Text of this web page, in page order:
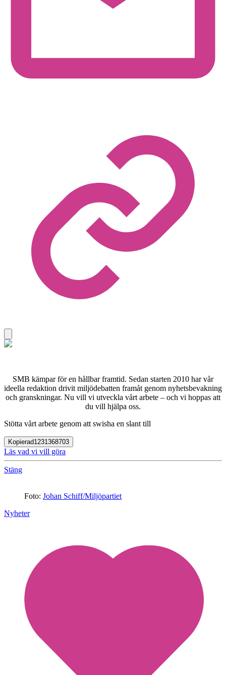
SMB kämpar för en hållbar framtid. Sedan starten 2010 har vår
ideella redaktion drivit miljödebatten framåt genom nyhetsbevakning
och granskningar. Nu vill vi utveckla vårt arbete – och vi hoppas att
du vill hjälpa oss.
Stötta vårt arbete genom att swisha en slant till
Kopierad1231368703
Läs vad vi vill göra
Stäng
Foto: Johan Schiff/Miljöpartiet
Nyheter